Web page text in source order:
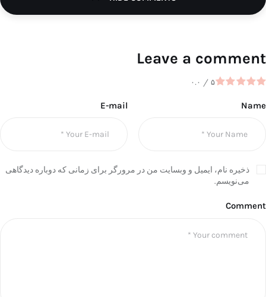
Leave a comment
۰.۰ / ۵
Name
E-mail
ذخیره نام، ایمیل و وبسایت من در مرورگر برای زمانی که دوباره دیدگاهی
می‌نویسم.
Comment